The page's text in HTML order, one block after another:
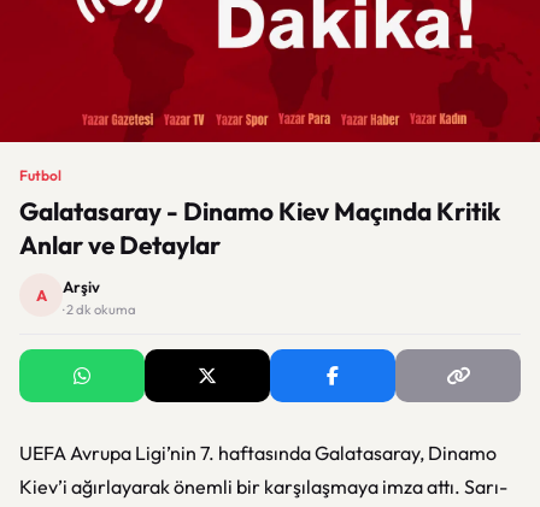
Futbol
Galatasaray - Dinamo Kiev Maçında Kritik
Anlar ve Detaylar
A Arşiv
· 2 dk okuma
UEFA Avrupa Ligi’nin 7. haftasında Galatasaray, Dinamo
Kiev’i ağırlayarak önemli bir karşılaşmaya imza attı. Sarı-